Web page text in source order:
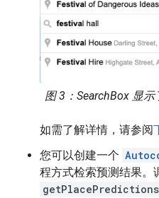
图 3：SearchBox 显
如需了解详情，请参阅
您可以创建一个
程方式检索预测结果。